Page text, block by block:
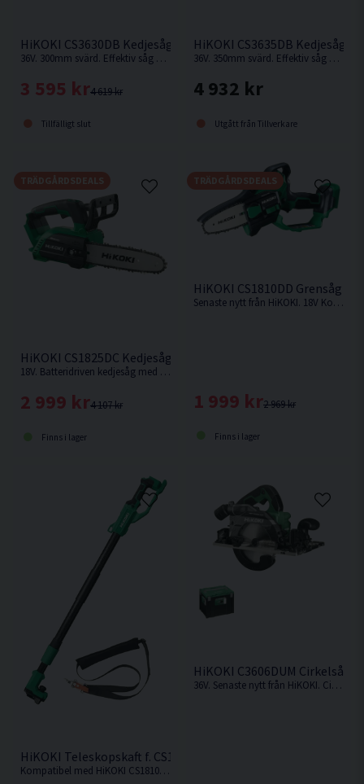
HiKOKI CS3630DB Kedjesåg 12" 36V
36V. 300mm svärd. Effektiv såg med stark 36V-motor för hög prestanda under belastning.
4 619 kr
3 595 kr
Tillfälligt slut
HiKOKI CS3635DB Kedjesåg
36V. 350mm svärd. Effektiv såg med stark 36V-motor för hög prestanda under belastning.
4 932 kr
Utgått från Tillverkare
HiKOKI CS1825DC Kedjesåg 10" 18V
18V. Batteridriven kedjesåg med en svärdlängd på 10" (250mm) som drivs av ett 18V batteri eller ett 36V multi volt batteri. Levereras utan batteri & laddare.
4 107 kr
2 999 kr
Finns i lager
TRÄDGÅRDSDEALS
HiKOKI CS1810DD Grensåg
Senaste nytt från HiKOKI. 18V Kolborstfri grensåg med en svärdlängd på 100mm. Levereras utan batteri & laddare.
2 969 kr
1 999 kr
Finns i lager
TRÄDGÅRDSDEALS
HiKOKI Teleskopskaft f. CS1810DD 1525-2095mm
Kompatibel med HiKOKI CS1810DD grensåg.
HiKOKI C3606DUM Cirkelsåg
36V. Senaste nytt från HiKOKI. Cirkelsåg som kan fästas på skena. Levereras utan batteri och laddare.